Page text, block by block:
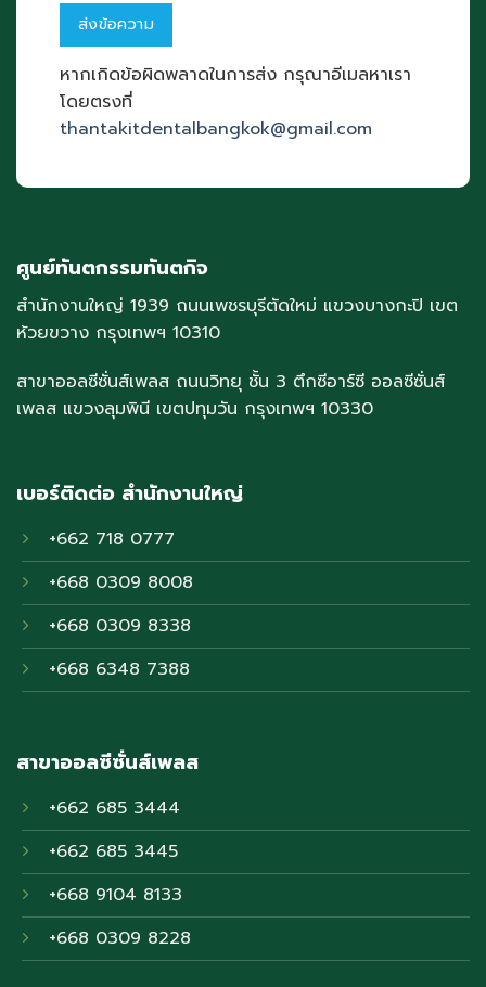
หากเกิดข้อผิดพลาดในการส่ง กรุณาอีเมลหาเรา
โดยตรงที่
thantakitdentalbangkok@gmail.com
ศูนย์ทันตกรรมทันตกิจ
สำนักงานใหญ่ 1939 ถนนเพชรบุรีตัดใหม่ แขวงบางกะปิ เขต
ห้วยขวาง กรุงเทพฯ 10310
สาขาออลซีซั่นส์เพลส ถนนวิทยุ ชั้น 3 ตึกซีอาร์ซี ออลซีซั่นส์
เพลส แขวงลุมพินี เขตปทุมวัน กรุงเทพฯ 10330
เบอร์ติดต่อ สำนักงานใหญ่
+662 718 0777
+668 0309 8008
+668 0309 8338
+668 6348 7388
สาขาออลซีซั่นส์เพลส
+662 685 3444
+662 685 3445
+668 9104 8133
+668 0309 8228